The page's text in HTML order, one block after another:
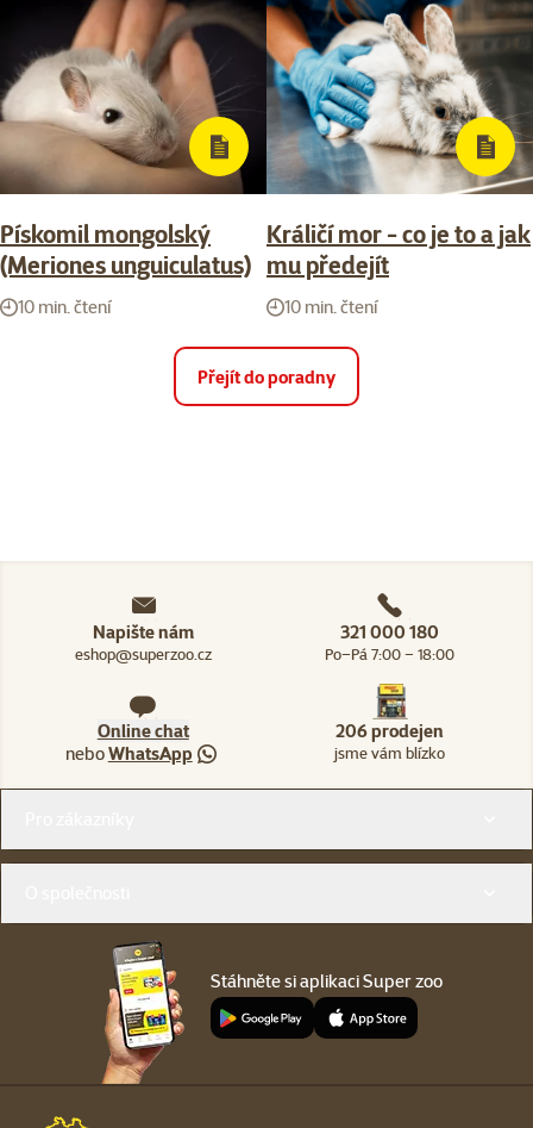
Pískomil mongolský
(Meriones unguiculatus)
10 min. čtení
Králičí mor - co je to a jak
mu předejít
10 min. čtení
Přejít do poradny
Napište nám
eshop@superzoo.cz
321 000 180
Po–Pá 7:00 – 18:00
Online chat
neboWhatsApp
206 prodejen
jsme vám blízko
Stáhněte si aplikaci Super zoo